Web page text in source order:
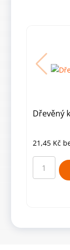
Dřevěný
21,45 Kč
Dřevěný
klín
buk